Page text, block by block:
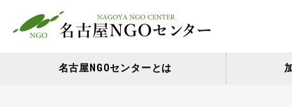
名古屋NGOセンターとは